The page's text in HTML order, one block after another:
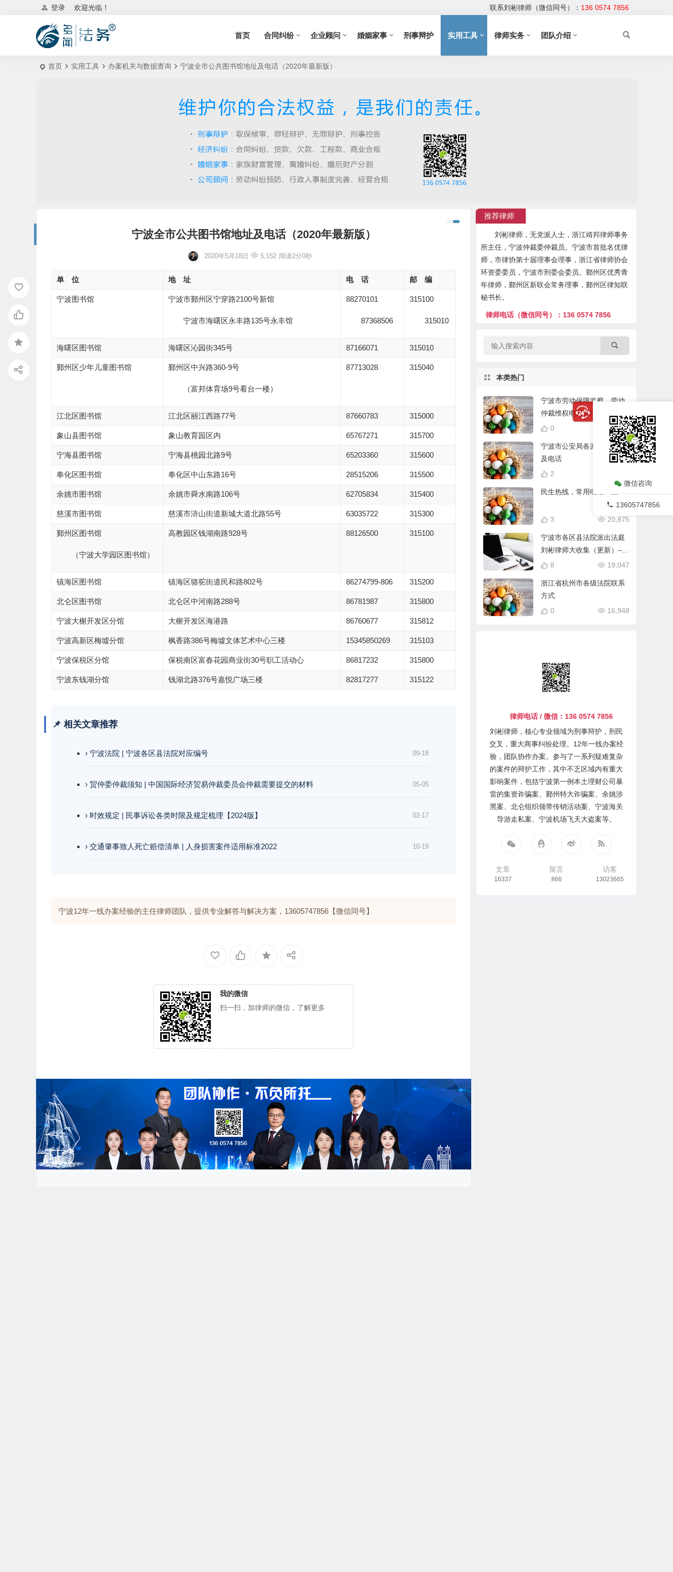
欢迎光临！
登录 联系刘彬律师（微信同号）： 136 0574 7856
首页 合同纠纷 企业顾问 婚姻家事 刑事辩护 实用工具 律师实务 团队介绍
首页 实用工具 办案机关与数据查询 宁波全市公共图书馆地址及电话（2020年最新版）
宁波全市公共图书馆地址及电话（2020年最新版）
2020年5月18日 5,152 阅读2分0秒
单 位 地 址 电 话 邮 编
宁波图书馆 宁波市鄞州区宁穿路2100号新馆
宁波市海曙区永丰路135号永丰馆
88270101
87368506
315100
315010
海曙区图书馆 海曙区沁园街345号 87166071 315010
鄞州区少年儿童图书馆 鄞州区中兴路360-9号
（富邦体育场9号看台一楼）
87713028 315040
江北区图书馆 江北区丽江西路77号 87660783 315000
象山县图书馆 象山教育园区内 65767271 315700
宁海县图书馆 宁海县桃园北路9号 65203360 315600
奉化区图书馆 奉化区中山东路16号 28515206 315500
余姚市图书馆 余姚市舜水南路106号 62705834 315400
慈溪市图书馆 慈溪市浒山街道新城大道北路55号 63035722 315300
鄞州区图书馆
（宁波大学园区图书馆）
高教园区钱湖南路928号 88126500 315100
镇海区图书馆 镇海区骆驼街道民和路802号 86274799-806 315200
北仑区图书馆 北仑区中河南路288号 86781987 315800
宁波大榭开发区分馆 大榭开发区海港路 86760677 315812
宁波高新区梅墟分馆 枫香路386号梅墟文体艺术中心三楼 15345850269 315103
宁波保税区分馆 保税南区富春花园商业街30号职工活动心 86817232 315800
宁波东钱湖分馆 钱湖北路376号嘉悦广场三楼 82817277 315122
📌 相关文章推荐
› 宁波法院 | 宁波各区县法院对应编号 09-18
› 贸仲委仲裁须知 | 中国国际经济贸易仲裁委员会仲裁需要提交的材料 05-05
› 时效规定 | 民事诉讼各类时限及规定梳理【2024版】 02-17
› 交通肇事致人死亡赔偿清单 | 人身损害案件适用标准2022 10-19
宁波12年一线办案经验的主任律师团队，提供专业解答与解决方案，13605747856【微信同号】
我的微信
扫一扫，加律师的微信，了解更多
推荐律师
刘彬律师，无党派人士，浙江靖邦律师事务
所主任，宁波仲裁委仲裁员。宁波市首批名优律
师，市律协第十届理事会理事，浙江省律师协会
环资委委员，宁波市刑委会委员。鄞州区优秀青
年律师，鄞州区新联会常务理事，鄞州区律知联
秘书长。
律师电话（微信同号）：136 0574 7856
本类热门
宁波市劳动保障监察、劳动
仲裁维权电话和地址一览表
24,018
0
宁波市公安局各派出所地址
及电话
2
民生热线，常用电话一览
20,875
3
宁波市各区县法院派出法庭
刘彬律师大收集（更新）–2
0221109庄市法庭
19,047
8
浙江省杭州市各级法院联系
方式
16,948
0
律师电话 / 微信：136 0574 7856
刘彬律师，核心专业领域为刑事辩护，刑民
交叉，重大商事纠纷处理。12年一线办案经
验，团队协作办案。参与了一系列疑难复杂
的案件的辩护工作，其中不乏区域内有重大
影响案件，包括宁波第一例本土理财公司暴
雷的集资诈骗案、鄞州特大诈骗案、余姚涉
黑案、北仑组织领带传销活动案、宁波海关
导游走私案、宁波机场飞天大盗案等。
文章
16337
留言
866
访客
13023665
微信咨询
13605747856